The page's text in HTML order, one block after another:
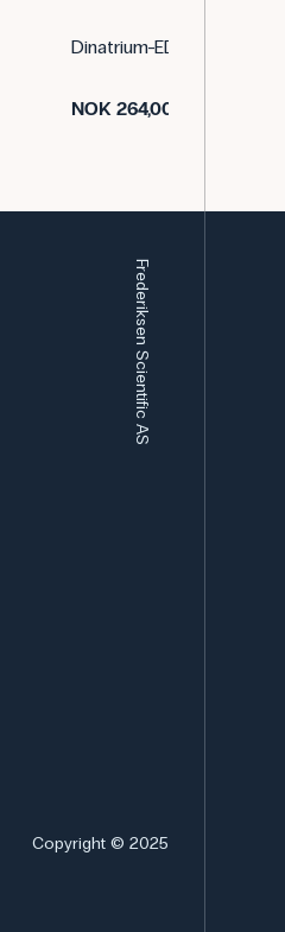
politidistrikt innen
Dinatrium-EDTA 100 g
NOK 264,00
Frederiksen Scientific AS
Copyright © 2025